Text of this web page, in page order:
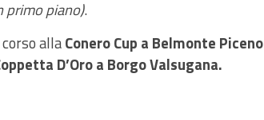
primo piano).
allaConero Cup a Belmonte Piceno
D’Oro a Borgo Valsugana.